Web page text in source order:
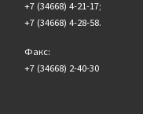
+7 (34668) 4-21-17;
+7 (34668) 4-28-58.
Факс:
+7 (34668) 2-40-30